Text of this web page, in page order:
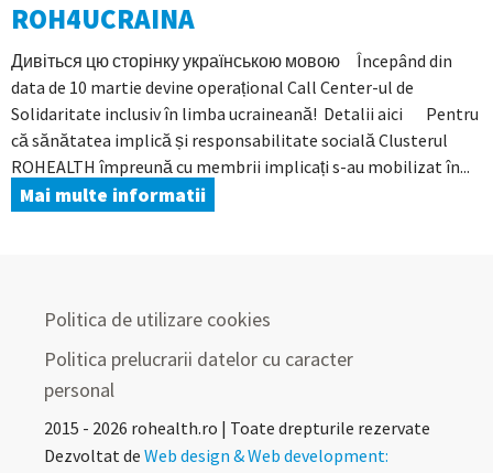
ROH4UCRAINA
Дивіться цю сторінку українською мовою Începând din
data de 10 martie devine operațional Call Center-ul de
Solidaritate inclusiv în limba ucraineană! Detalii aici Pentru
că sănătatea implică și responsabilitate socială Clusterul
ROHEALTH împreună cu membrii implicați s-au mobilizat în...
Mai multe informatii
2015 - 2026 rohealth.ro | Toate drepturile rezervate
Dezvoltat de Web design & Web development:
Politica de utilizare cookies
Politica prelucrarii datelor cu caracter
personal